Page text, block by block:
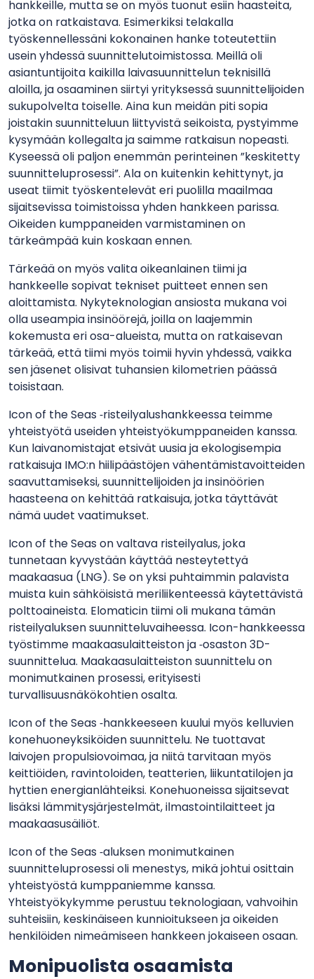
hankkeille, mutta se on myös tuonut esiin haasteita,
jotka on ratkaistava. Esimerkiksi telakalla
työskennellessäni kokonainen hanke toteutettiin
usein yhdessä suunnittelutoimistossa. Meillä oli
asiantuntijoita kaikilla laivasuunnittelun teknisillä
aloilla, ja osaaminen siirtyi yrityksessä suunnittelijoiden
sukupolvelta toiselle. Aina kun meidän piti sopia
joistakin suunnitteluun liittyvistä seikoista, pystyimme
kysymään kollegalta ja saimme ratkaisun nopeasti.
Kyseessä oli paljon enemmän perinteinen ”keskitetty
suunnitteluprosessi”. Ala on kuitenkin kehittynyt, ja
useat tiimit työskentelevät eri puolilla maailmaa
sijaitsevissa toimistoissa yhden hankkeen parissa.
Oikeiden kumppaneiden varmistaminen on
tärkeämpää kuin koskaan ennen.
Tärkeää on myös valita oikeanlainen tiimi ja
hankkeelle sopivat tekniset puitteet ennen sen
aloittamista. Nykyteknologian ansiosta mukana voi
olla useampia insinöörejä, joilla on laajemmin
kokemusta eri osa-alueista, mutta on ratkaisevan
tärkeää, että tiimi myös toimii hyvin yhdessä, vaikka
sen jäsenet olisivat tuhansien kilometrien päässä
toisistaan.
Icon of the Seas ‑risteilyalushankkeessa teimme
yhteistyötä useiden yhteistyökumppaneiden kanssa.
Kun laivanomistajat etsivät uusia ja ekologisempia
ratkaisuja IMO:n hiilipäästöjen vähentämistavoitteiden
saavuttamiseksi, suunnittelijoiden ja insinöörien
haasteena on kehittää ratkaisuja, jotka täyttävät
nämä uudet vaatimukset.
Icon of the Seas on valtava risteilyalus, joka
tunnetaan kyvystään käyttää nesteytettyä
maakaasua (LNG). Se on yksi puhtaimmin palavista
muista kuin sähköisistä meriliikenteessä käytettävistä
polttoaineista. Elomaticin tiimi oli mukana tämän
risteilyaluksen suunnitteluvaiheessa. Icon-hankkeessa
työstimme maakaasulaitteiston ja ‑osaston 3D-
suunnittelua. Maakaasulaitteiston suunnittelu on
monimutkainen prosessi, erityisesti
turvallisuusnäkökohtien osalta.
Icon of the Seas ‑hankkeeseen kuului myös kelluvien
konehuoneyksiköiden suunnittelu. Ne tuottavat
laivojen propulsiovoimaa, ja niitä tarvitaan myös
keittiöiden, ravintoloiden, teatterien, liikuntatilojen ja
hyttien energianlähteiksi. Konehuoneissa sijaitsevat
lisäksi lämmitysjärjestelmät, ilmastointilaitteet ja
maakaasusäiliöt.
Icon of the Seas ‑aluksen monimutkainen
suunnitteluprosessi oli menestys, mikä johtui osittain
yhteistyöstä kumppaniemme kanssa.
Yhteistyökykymme perustuu teknologiaan, vahvoihin
suhteisiin, keskinäiseen kunnioitukseen ja oikeiden
henkilöiden nimeämiseen hankkeen jokaiseen osaan.
Monipuolista osaamista